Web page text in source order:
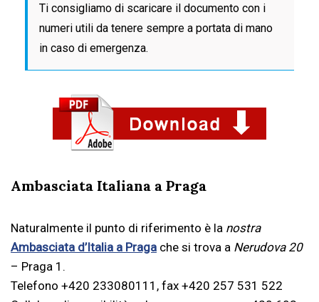
Ti consigliamo di scaricare il documento con i
numeri utili da tenere sempre a portata di mano
in caso di emergenza.
Ambasciata Italiana a Praga
Naturalmente il punto di riferimento è la nostra
Ambasciata d’Italia a Praga che si trova a Nerudova 20
– Praga 1.
Telefono +420 233080111, fax +420 257 531 522